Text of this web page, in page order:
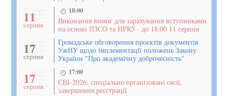
11
серпня
18:00
Виконання вимог для зарахування вступниками
на основі ПЗСО та НРК5 - до 18:00 11 серпня
17
серпня
Громадське обговорення проєктів документів
УжНУ щодо імплементації положень Закону
України "Про академічну доброчесність"
17
серпня
17:00
ЄВІ-2026: спеціально організовані сесії,
завершення реєстрації